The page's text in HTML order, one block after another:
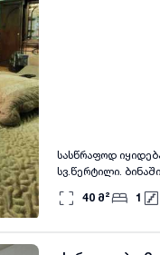
სასწრაფოდ
სვ.წერტილი.
40 მ² 1